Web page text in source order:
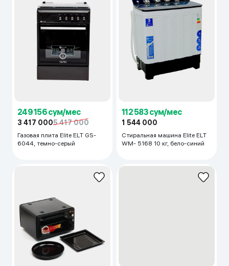
249 156 сум/мес
3 417 0005 417 000
Газовая плита Elite ELT GS-
6044, темно-серый
112 583 сум/мес
1 544 000
Стиральная машина Elite ELT
WM- 5168 10 кг, бело-синий